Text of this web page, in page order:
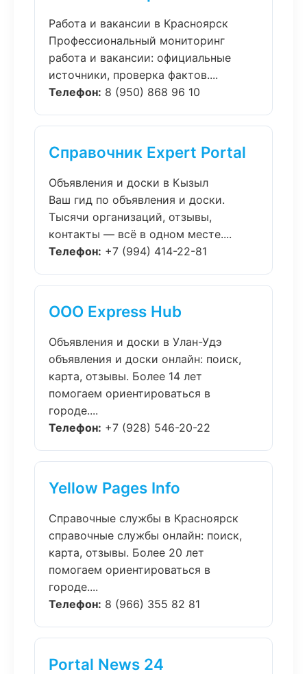
Работа и вакансии в Красноярск
Профессиональный мониторинг
работа и вакансии: официальные
источники, проверка фактов....
Телефон: 8 (950) 868 96 10
Справочник Expert Portal
Объявления и доски в Кызыл
Ваш гид по объявления и доски.
Тысячи организаций, отзывы,
контакты — всё в одном месте....
Телефон: +7 (994) 414-22-81
ООО Express Hub
Объявления и доски в Улан-Удэ
объявления и доски онлайн: поиск,
карта, отзывы. Более 14 лет
помогаем ориентироваться в
городе....
Телефон: +7 (928) 546-20-22
Yellow Pages Info
Справочные службы в Красноярск
справочные службы онлайн: поиск,
карта, отзывы. Более 20 лет
помогаем ориентироваться в
городе....
Телефон: 8 (966) 355 82 81
Portal News 24